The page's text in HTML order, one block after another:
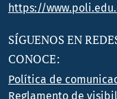
https://
SÍGUENOS EN
CONOCE:
Política de
Reglamento de